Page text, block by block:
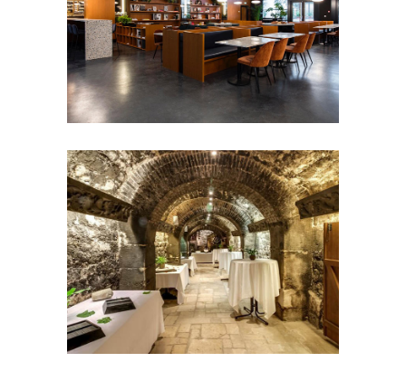
assemblée Shooting photo Tournage
MUSÉE DU VIN
arrondissement 50 à 100
pers Caves congrés et
conférences Musées et
monuments Séminaire et assemblée